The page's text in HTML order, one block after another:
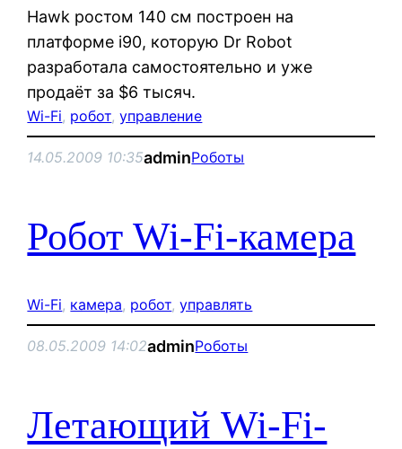
Hawk ростом 140 см построен на
платформе i90, которую Dr Robot
разработала самостоятельно и уже
продаёт за $6 тысяч.
Wi-Fi, робот, управление
14.05.2009 10:35adminРоботы
Робот Wi-Fi-камера
Wi-Fi, камера, робот, управлять
08.05.2009 14:02adminРоботы
Летающий Wi-Fi-